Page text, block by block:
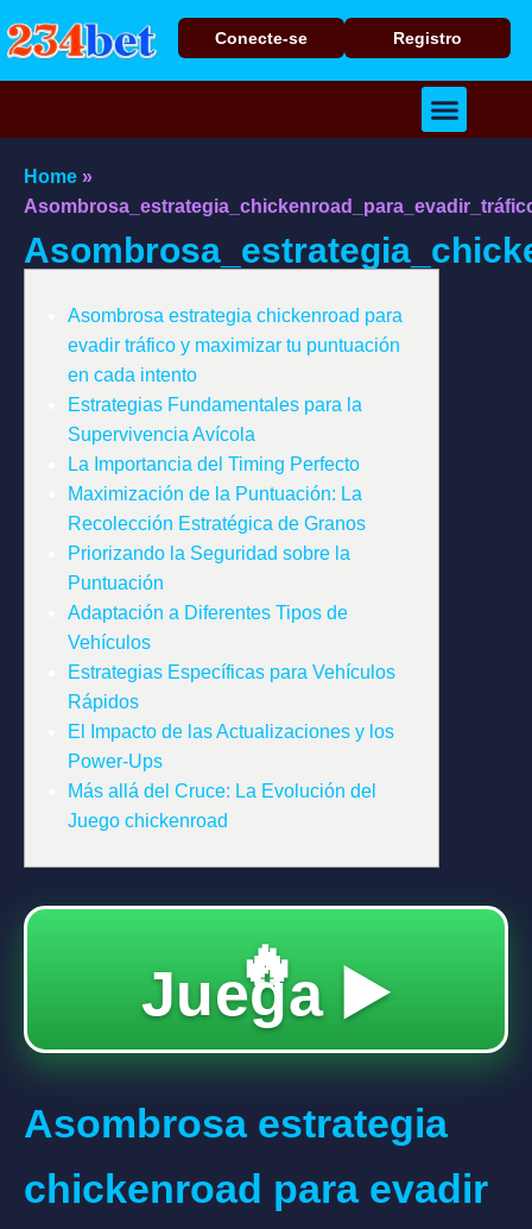
Conecte-se Registro
Home »
Asombrosa estrategia chickenroad para
evadir tráfico y maximizar tu puntuación
en cada intento
Estrategias Fundamentales para la
Supervivencia Avícola
La Importancia del Timing Perfecto
Maximización de la Puntuación: La
Recolección Estratégica de Granos
Priorizando la Seguridad sobre la
Puntuación
Adaptación a Diferentes Tipos de
Vehículos
Estrategias Específicas para Vehículos
Rápidos
El Impacto de las Actualizaciones y los
Power-Ups
Más allá del Cruce: La Evolución del
Juego chickenroad
🔥
Juega ▶️
Asombrosa estrategia
chickenroad para evadir